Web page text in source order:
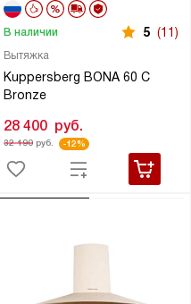
Вытяжка
Kuppersberg BONA 60 C
Bronze
В наличии 5 (11)
28 400 руб.
32 190руб. -12%